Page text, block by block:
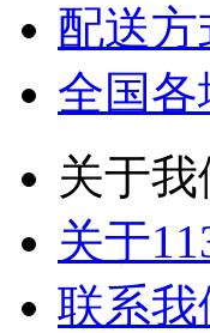
配送方
全国各
关于我
关于
联系我